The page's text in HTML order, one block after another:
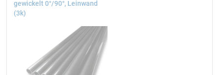
gewickelt 0°/90°, Leinwand
(3k)